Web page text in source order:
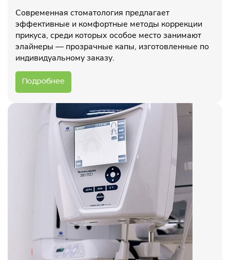
Современная стоматология предлагает
эффективные и комфортные методы коррекции
прикуса, среди которых особое место занимают
элайнеры — прозрачные капы, изготовленные по
индивидуальному заказу.
Подробнее